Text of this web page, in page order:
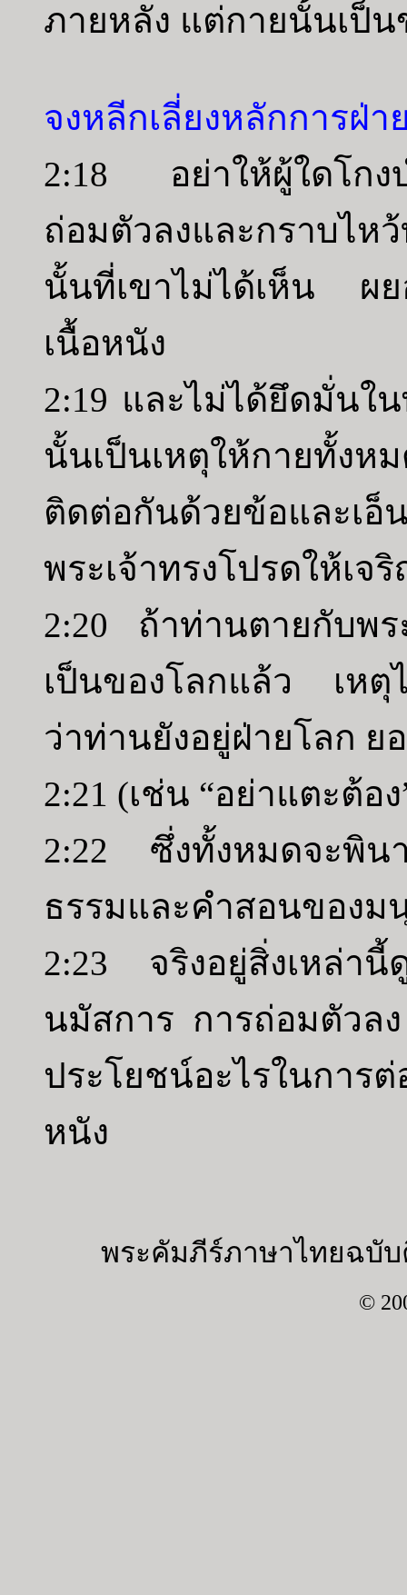
ภายหลัง แต่กายนั้นเป็
จงหลีกเลี่ยงหลักการฝ่า
2:18 อย่าให้ผู้ใดโกงบ
ถ่อมตัวลงและกราบไ
นั้นที่เขาไม่ได้เห็น ผย
เนื้อหนัง
2:19 และไม่ได้ยึดมั่นใ
นั้นเป็นเหตุให้กายทั้งห
ติดต่อกันด้วยข้อและเ
พระเจ้าทรงโปรดให้เ
2:20 ถ้าท่านตายกับพร
เป็นของโลกแล้ว เหตุ
ว่าท่านยังอยู่ฝ่ายโลก ย
2:21 (เช่น “อย่าแตะต้อ
2:22 ซึ่งทั้งหมดจะพิน
ธรรมและคำสอนของม
2:23 จริงอยู่สิ่งเหล่า
นมัสการ การถ่อมตัวล
ประโยชน์อะไรในการ
หนัง
พระคัมภีร์ภาษาไทยฉบับ
©